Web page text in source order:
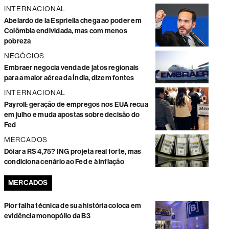
INTERNACIONAL
Abelardo de la Espriella chega ao poder em
Colômbia endividada, mas com menos
pobreza
NEGÓCIOS
Embraer negocia venda de jatos regionais
para a maior aérea da Índia, dizem fontes
INTERNACIONAL
Payroll: geração de empregos nos EUA recua
em julho e muda apostas sobre decisão do
Fed
MERCADOS
Dólar a R$ 4,75? ING projeta real forte, mas
condiciona cenário ao Fed e à inflação
MERCADOS
Pior falha técnica de sua história coloca em
evidência monopólio da B3